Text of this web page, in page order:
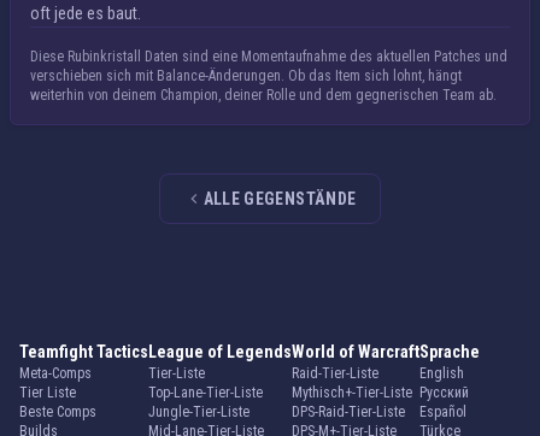
oft jede es baut.
Diese Rubinkristall Daten sind eine Momentaufnahme des aktuellen Patches und
verschieben sich mit Balance-Änderungen. Ob das Item sich lohnt, hängt
weiterhin von deinem Champion, deiner Rolle und dem gegnerischen Team ab.
ALLE GEGENSTÄNDE
Teamfight Tactics
Meta-Comps
Tier Liste
Beste Comps
Builds
League of Legends
Tier-Liste
Top-Lane-Tier-Liste
Jungle-Tier-Liste
Mid-Lane-Tier-Liste
World of Warcraft
Raid-Tier-Liste
Mythisch+-Tier-Liste
DPS-Raid-Tier-Liste
DPS-M+-Tier-Liste
Sprache
English
Русский
Español
Türkçe